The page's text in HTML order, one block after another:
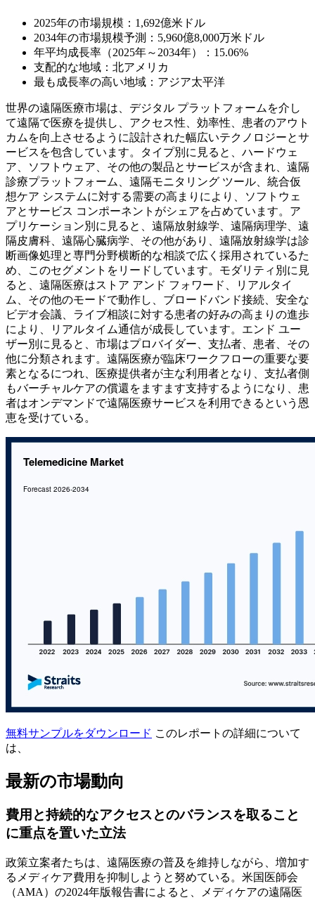
2025年の市場規模：1,692億米ドル
2034年の市場規模予測：5,960億8,000万米ドル
年平均成長率（2025年～2034年）：15.06%
支配的な地域：北アメリカ
最も成長率の高い地域：アジア太平洋
世界の遠隔医療市場は、デジタル プラットフォームを介し
て遠隔で医療を提供し、アクセス性、効率性、患者のアウト
カムを向上させるように設計された幅広いテクノロジーとサ
ービスを包含しています。タイプ別に見ると、ハードウェ
ア、ソフトウェア、その他の製品とサービスが含まれ、遠隔
診療プラットフォーム、遠隔モニタリング ツール、統合仮
想ケア システムに対する需要の高まりにより、ソフトウェ
アとサービス コンポーネントがシェアを占めています。ア
プリケーション別に見ると、遠隔放射線学、遠隔病理学、遠
隔皮膚科、遠隔心臓病学、その他があり、遠隔放射線学は診
断画像処理と専門分野横断的な相談で広く採用されているた
め、このセグメントをリードしています。モダリティ別に見
ると、遠隔医療はストア アンド フォワード、リアルタイ
ム、その他のモードで動作し、ブロードバンド接続、安全な
ビデオ会議、ライブ相談に対する患者の好みの高まりの進歩
により、リアルタイム通信が成長しています。エンド ユー
ザー別に見ると、市場はプロバイダー、支払者、患者、その
他に分類されます。遠隔医療が臨床ワークフローの重要な要
素となるにつれ、医療提供者が主な利用者となり、支払者側
もバーチャルケアの償還をますます支持するようになり、患
者はオンデマンドで遠隔医療サービスを利用できるという恩
恵を受けている。
無料サンプルをダウンロード このレポートの詳細について
は、
最新の市場動向
費用と持続的なアクセスとのバランスを取ること
に重点を置いた立法
政策立案者たちは、遠隔医療の普及を維持しながら、増加す
るメディケア費用を抑制しようと努めている。米国医師会
（AMA）の2024年版報告書によると、メディケアの遠隔医